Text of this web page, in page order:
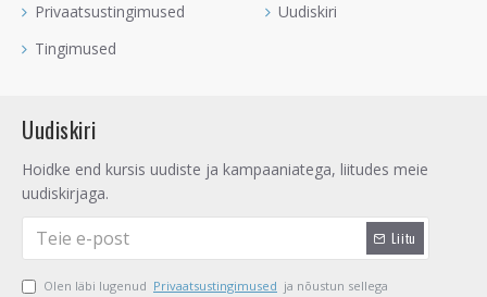
Privaatsustingimused
Tingimused
Uudiskiri
Uudiskiri
Hoidke end kursis uudiste ja kampaaniatega, liitudes meie
uudiskirjaga.
Liitu
Olen läbi lugenud Privaatsustingimused ja nõustun sellega